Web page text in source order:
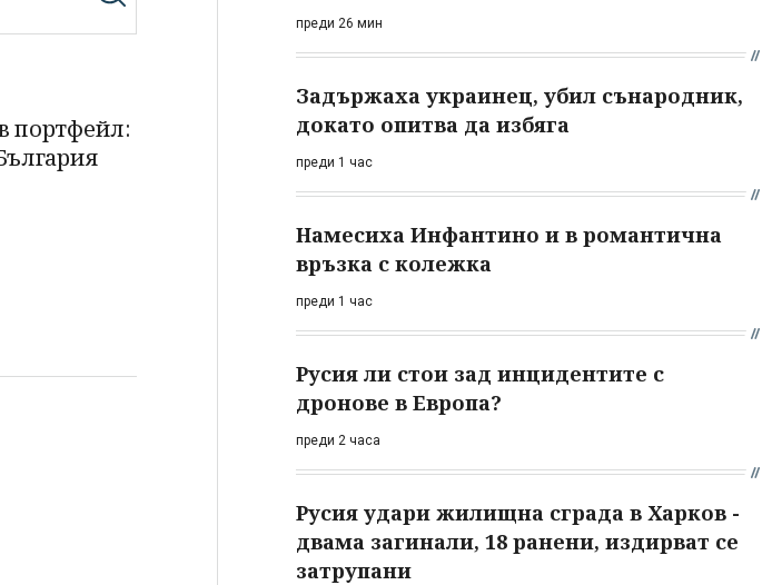
портфейл:
преди 26 мин
Задържаха украинец, убил сънародник,
докато опитва да избяга
преди 1 час
Намесиха Инфантино и в романтична
връзка с колежка
преди 1 час
Русия ли стои зад инцидентите с
дронове в Европа?
преди 2 часа
Русия удари жилищна сграда в Харков -
двама загинали, 18 ранени, издирват се
затрупани